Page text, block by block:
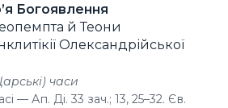
Богоявлення
й Теони
Олександрійської
часи
— Ап. Ді. 33 зач.; 13, 25–32. Єв.